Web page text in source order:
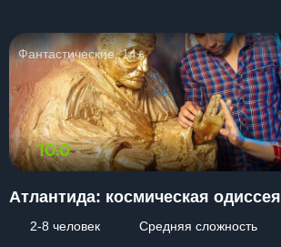
Фантастические, 14+
10.0
Атлантида: космическая одиссея
2-8 человек
Средняя сложность